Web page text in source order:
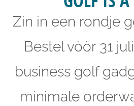
Zin in een rondje
Bestel vòòr 31
business golf
minimale